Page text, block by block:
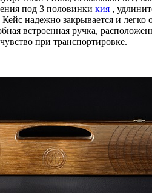
под 3 половинки кия ,
надежно закрывается и легко
встроенная ручка,
при транспортировке.